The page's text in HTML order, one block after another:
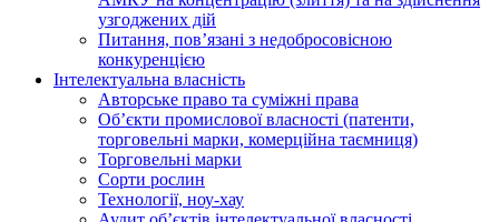
узгоджених дій
Питання, пов’язані з недобросовісною
конкуренцією
Інтелектуальна власність
Авторське право та суміжні права
Oб’єкти промислової власності (патенти,
торговельні марки, комерційна таємниця)
Торговельні марки
Сорти рослин
Технології, ноу-хау